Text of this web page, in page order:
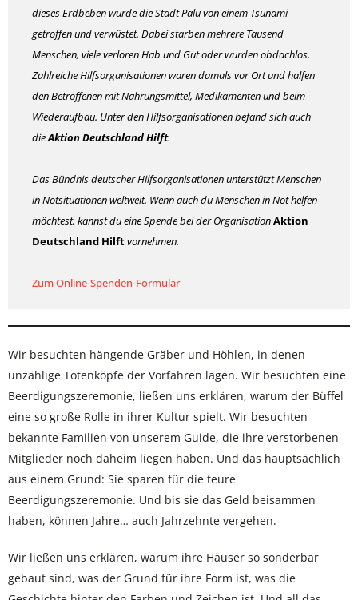
dieses Erdbeben wurde die Stadt Palu von einem Tsunami
getroffen und verwüstet. Dabei starben mehrere Tausend
Menschen, viele verloren Hab und Gut oder wurden obdachlos.
Zahlreiche Hilfsorganisationen waren damals vor Ort und halfen
den Betroffenen mit Nahrungsmittel, Medikamenten und beim
Wiederaufbau. Unter den Hilfsorganisationen befand sich auch
dieAktion Deutschland Hilft.
Das Bündnis deutscher Hilfsorganisationen unterstützt Menschen
in Notsituationen weltweit. Wenn auch du Menschen in Not helfen
möchtest, kannst du eine Spende bei der OrganisationAktion
Deutschland Hilftvornehmen.
Zum Online-Spenden-Formular
Wir besuchten hängende Gräber und Höhlen, in denen
unzählige Totenköpfe der Vorfahren lagen. Wir besuchten eine
Beerdigungszeremonie, ließen uns erklären, warum der Büffel
eine so große Rolle in ihrer Kultur spielt. Wir besuchten
bekannte Familien von unserem Guide, die ihre verstorbenen
Mitglieder noch daheim liegen haben. Und das hauptsächlich
aus einem Grund: Sie sparen für die teure
Beerdigungszeremonie. Und bis sie das Geld beisammen
haben, können Jahre… auch Jahrzehnte vergehen.
Wir ließen uns erklären, warum ihre Häuser so sonderbar
gebaut sind, was der Grund für ihre Form ist, was die